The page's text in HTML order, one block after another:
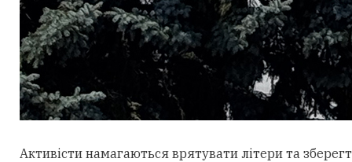
Активісти намагаються врятувати літери та